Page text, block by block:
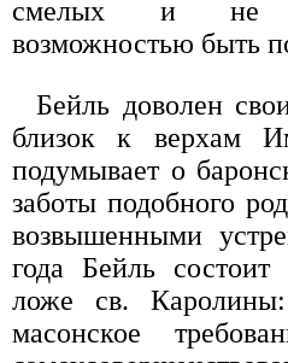
смелых и не
возможностью быть
Бейль доволен
близок к верхам
подумывает о
заботы подобного
возвышенными
года Бейль
ложе св.
масонское